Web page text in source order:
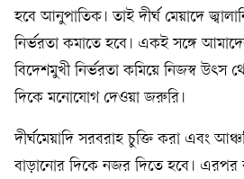
হবে আনুপাতিক। তাই দীর্ঘ মেয়াদে
নির্ভরতা কমাতে হবে। একই সঙ্গে
বিদেশমুখী নির্ভরতা কমিয়ে নিজস্ব উৎস
দিকে মনোযোগ দেওয়া জরুরি।
দীর্ঘমেয়াদি সরবরাহ চুক্তি করা এবং
বাড়ানোর দিকে নজর দিতে হবে। এরপর